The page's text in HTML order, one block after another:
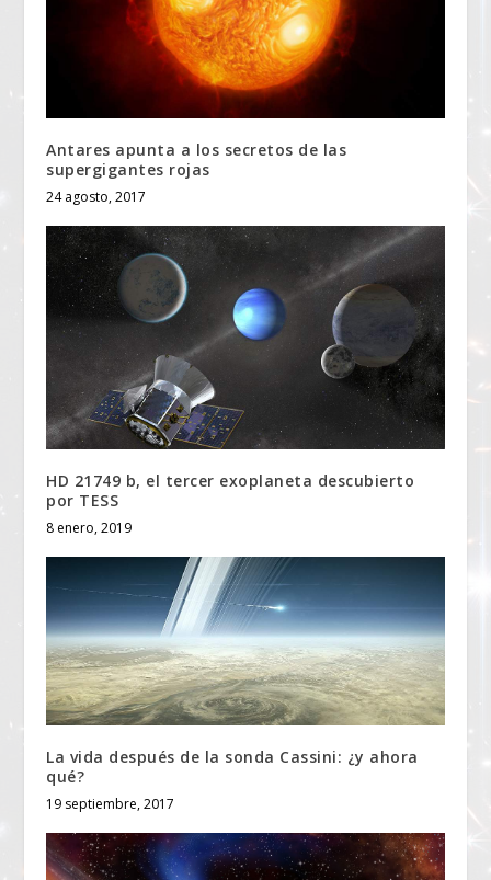
Antares apunta a los secretos de las
supergigantes rojas
24 agosto, 2017
HD 21749 b, el tercer exoplaneta descubierto
por TESS
8 enero, 2019
La vida después de la sonda Cassini: ¿y ahora
qué?
19 septiembre, 2017